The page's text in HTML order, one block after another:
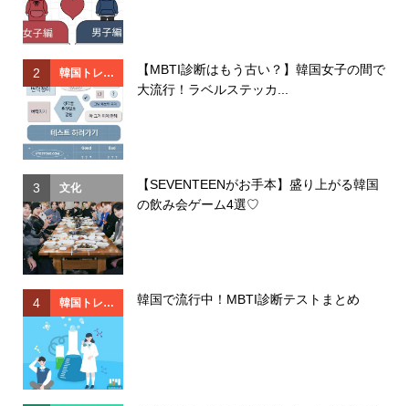
2 韓国トレン
ド
【MBTI診断はもう古い？】韓国女子の間で
大流行！ラベルステッカ...
3 文化
【SEVENTEENがお手本】盛り上がる韓国
の飲み会ゲーム4選♡
4 韓国トレン
ド
韓国で流行中！MBTI診断テストまとめ